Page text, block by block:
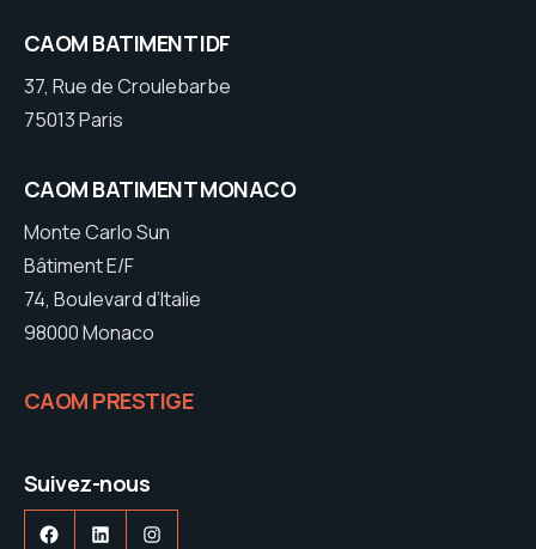
CAOM BATIMENT IDF
37, Rue de Croulebarbe
75013 Paris
CAOM BATIMENT MONACO
Monte Carlo Sun
Bâtiment E/F
74, Boulevard d’Italie
98000 Monaco
CAOM PRESTIGE
Suivez-nous
Facebook
LinkedInInstagram